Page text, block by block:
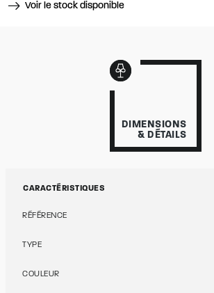
Voir le stock disponible
DIMENSIONS
& DÉTAILS
CARACTÉRISTIQUES
RÉFÉRENCE
TYPE
COULEUR